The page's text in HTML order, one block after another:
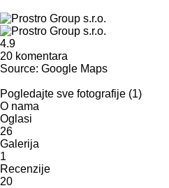
4.9
20 komentara
Source: Google Maps
Pogledajte sve fotografije (1)
O nama
Oglasi
26
Galerija
1
Recenzije
20